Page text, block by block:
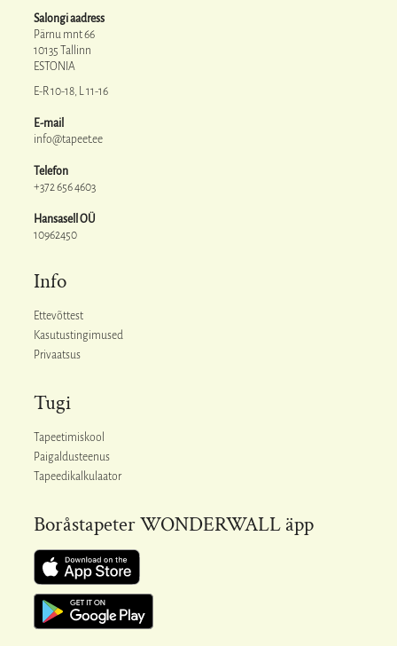
Salongi aadress
Pärnu mnt 66
10135 Tallinn
ESTONIA
E-R 10-18, L 11-16
E-mail
info@tapeet.ee
Telefon
+372 656 4603
Hansasell OÜ
10962450
Info
Ettevõttest
Kasutustingimused
Privaatsus
Tugi
Tapeetimiskool
Paigaldusteenus
Tapeedikalkulaator
Boråstapeter WONDERWALL äpp